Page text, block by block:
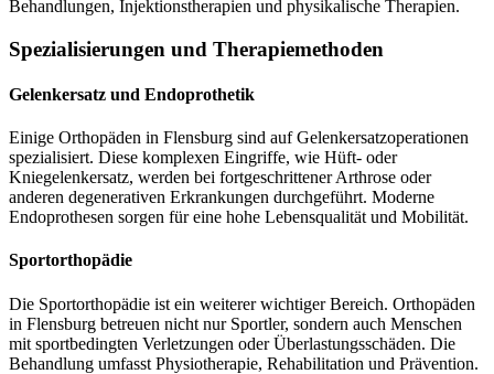
Behandlungen, Injektionstherapien und physikalische Therapien.
Spezialisierungen und Therapiemethoden
Gelenkersatz und Endoprothetik
Einige Orthopäden in Flensburg sind auf Gelenkersatzoperationen
spezialisiert. Diese komplexen Eingriffe, wie Hüft- oder
Kniegelenkersatz, werden bei fortgeschrittener Arthrose oder
anderen degenerativen Erkrankungen durchgeführt. Moderne
Endoprothesen sorgen für eine hohe Lebensqualität und Mobilität.
Sportorthopädie
Die Sportorthopädie ist ein weiterer wichtiger Bereich. Orthopäden
in Flensburg betreuen nicht nur Sportler, sondern auch Menschen
mit sportbedingten Verletzungen oder Überlastungsschäden. Die
Behandlung umfasst Physiotherapie, Rehabilitation und Prävention.